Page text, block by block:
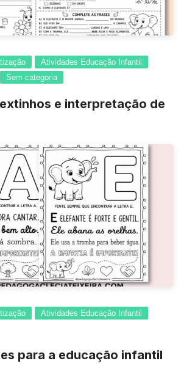
Atividades Educação Infantil
Sem categoria
e interpretação de
Atividades Educação Infantil
para a educação infantil